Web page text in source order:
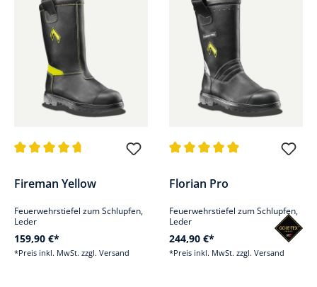
Fireman Yellow
Feuerwehrstiefel zum Schlupfen,
Leder
159,90 €*
*Preis inkl. MwSt. zzgl. Versand
Florian Pro
Feuerwehrstiefel zum Schlupfen,
Leder
244,90 €*
*Preis inkl. MwSt. zzgl. Versand